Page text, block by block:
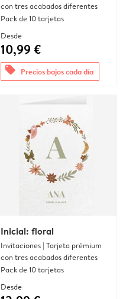
con tres acabados diferentes
Pack de 10 tarjetas
Desde
10,99 €
offers Precios bajos cada día
Inicial: floral
Invitaciones | Tarjeta prémium
con tres acabados diferentes
Pack de 10 tarjetas
Desde